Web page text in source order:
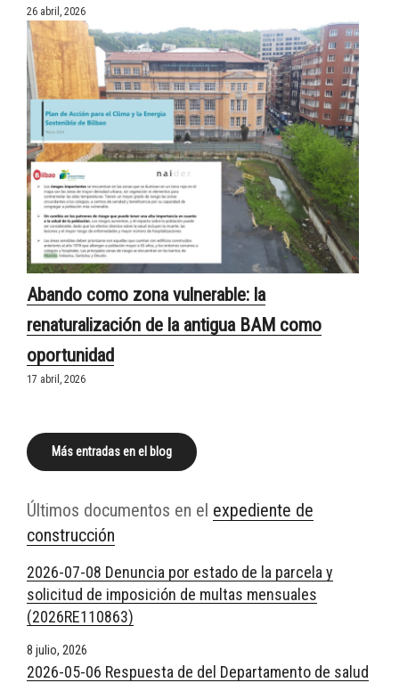
26 abril, 2026
Abando como zona vulnerable: la
renaturalización de la antigua BAM como
oportunidad
17 abril, 2026
Más entradas en el blog
Últimos documentos en el expediente de
construcción
2026-07-08 Denuncia por estado de la parcela y
solicitud de imposición de multas mensuales
(2026RE110863)
8 julio, 2026
2026-05-06 Respuesta de del Departamento de salud